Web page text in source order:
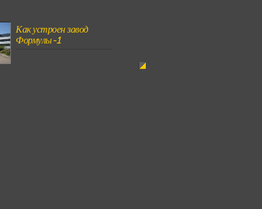
Как устроен завод
Формулы-1